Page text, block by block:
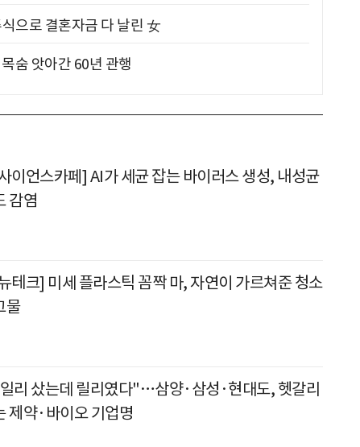
으로 결혼자금 다 날린 女
숨 앗아간 60년 관행
이언스카페] AI가 세균 잡는 바이러스 생성, 내성균
감염
테크] 미세 플라스틱 꼼짝 마, 자연이 가르쳐준 청소
물
리 샀는데 릴리였다"…삼양·삼성·현대도, 헷갈리
제약·바이오 기업명